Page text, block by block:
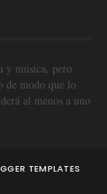
y música, pero
de modo que lo
al menos a uno
TEMPLATES